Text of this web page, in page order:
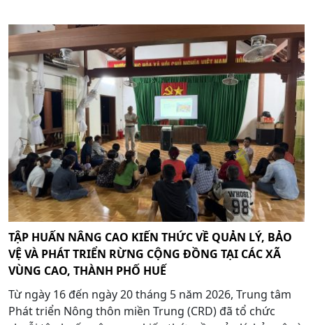
TẬP HUẤN NÂNG CAO KIẾN THỨC VỀ QUẢN LÝ, BẢO
VỆ VÀ PHÁT TRIỂN RỪNG CỘNG ĐỒNG TẠI CÁC XÃ
VÙNG CAO, THÀNH PHỐ HUẾ
Từ ngày 16 đến ngày 20 tháng 5 năm 2026, Trung tâm
Phát triển Nông thôn miền Trung (CRD) đã tổ chức